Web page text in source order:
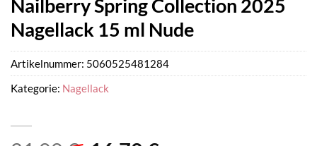
Nailberry Spring Collection 2025
Nagellack 15 ml Nude
Artikelnummer: 5060525481284
Kategorie: Nagellack